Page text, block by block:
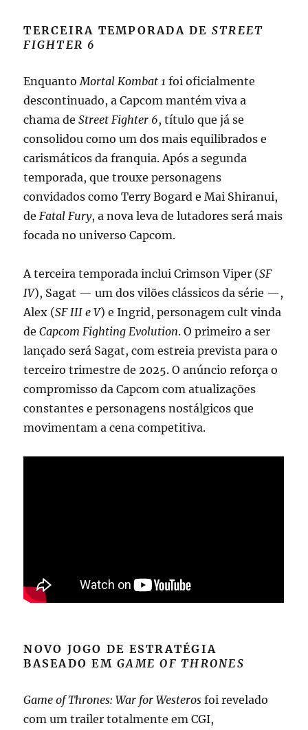
TERCEIRA TEMPORADA DE STREET
FIGHTER 6
EnquantoMortal Kombat 1 foi oficialmente
descontinuado, a Capcom mantém viva a
chama deStreet Fighter 6, título que já se
consolidou como um dos mais equilibrados e
carismáticos da franquia. Após a segunda
temporada, que trouxe personagens
convidados como Terry Bogard e Mai Shiranui,
deFatal Fury, a nova leva de lutadores será mais
focada no universo Capcom.
A terceira temporada inclui Crimson Viper (SF
IV), Sagat — um dos vilões clássicos da série —,
Alex (SF III e V) e Ingrid, personagem cult vinda
deCapcom Fighting Evolution. O primeiro a ser
lançado será Sagat, com estreia prevista para o
terceiro trimestre de 2025. O anúncio reforça o
compromisso da Capcom com atualizações
constantes e personagens nostálgicos que
movimentam a cena competitiva.
NOVO JOGO DE ESTRATÉGIA
BASEADO EMGAME OF THRONES
Game of Thrones: War for Westeros foi revelado
com um trailer totalmente em CGI,